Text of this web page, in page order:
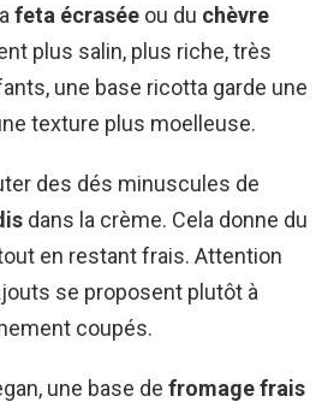
feta écrasée ou du chèvre
plus salin, plus riche, très
une base ricotta garde une
texture plus moelleuse.
des dés minuscules de
dans la crème. Cela donne du
en restant frais. Attention
se proposent plutôt à
coupés.
une base de fromage frais